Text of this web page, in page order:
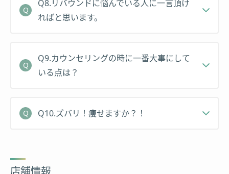
Q8.リバウンドに悩んでいる人に一言頂け
ればと思います。
Q9.カウンセリングの時に一番大事にして
いる点は？
Q10.ズバリ！痩せますか？！
店舗情報